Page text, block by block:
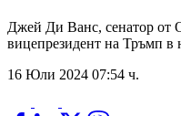
Джей Ди Ванс, сенатор от
вицепрезидент на Тръмп в
16 Юли 2024 07:54 ч.